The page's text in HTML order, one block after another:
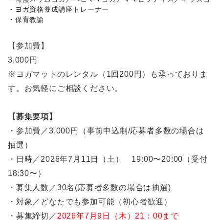
・ヨガ資格養成講座トレーナー
・保育教諭
【参加費】
3,000円
※ヨガマットのレンタル（1回200円）も承っておりま
す。お気軽にご相談ください。
【募集要項】
・参加費／3,000円（事前申込制/応募者多数の場合は
抽選）
・日時／2026年7月11日（土） 19:00〜20:00（受付
18:30〜）
・募集人数／30名(応募者多数の場合は抽選)
・対象／どなたでも参加可能（初心者歓迎）
・募集締切／ 2026年7月9日（木）21：00まで